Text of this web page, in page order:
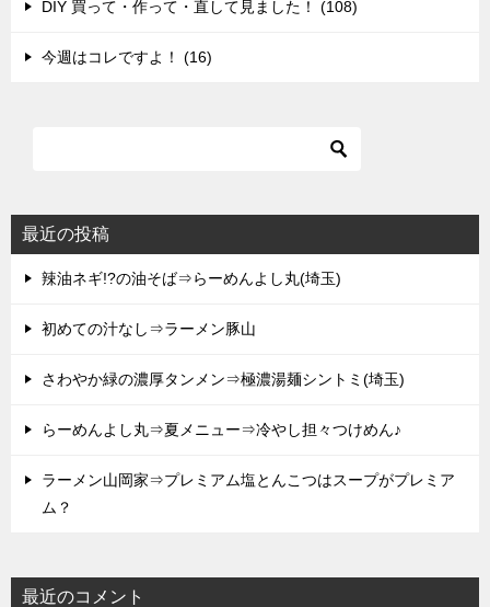
DIY 買って・作って・直して見ました！ (108)
今週はコレですよ！ (16)
最近の投稿
辣油ネギ!?の油そば⇒らーめんよし丸(埼玉)
初めての汁なし⇒ラーメン豚山
さわやか緑の濃厚タンメン⇒極濃湯麺シントミ(埼玉)
らーめんよし丸⇒夏メニュー⇒冷やし担々つけめん♪
ラーメン山岡家⇒プレミアム塩とんこつはスープがプレミア
ム？
最近のコメント